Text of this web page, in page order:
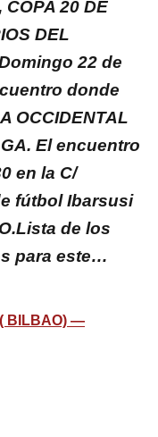
20 DE
DEL
22 de
donde
OCCIDENTAL
El encuentro
en la C/
fútbol Ibarsusi
de los
para este…
( BILBAO) —